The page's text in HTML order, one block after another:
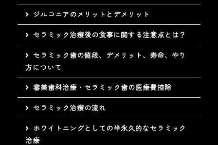
ジルコニアのメリットとデメリット
セラミック治療後の食事に関する注意点とは？
セラミック歯の値段、デメリット、寿命、やり
方について
審美歯科治療・セラミック歯の医療費控除
セラミック治療の流れ
ホワイトニングとしての半永久的なセラミック
治療